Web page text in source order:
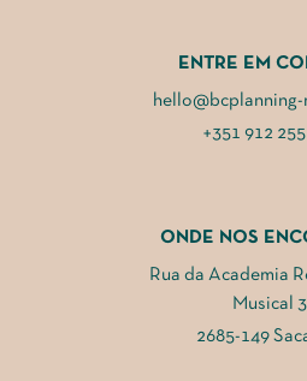
ENTRE EM
+351 912
ONDE NOS
Rua da Academia
Musical 3
2685-149